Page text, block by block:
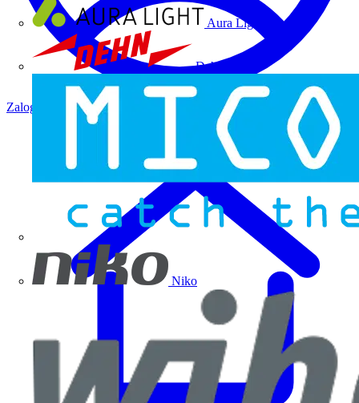
Aura Light
Dehn
Niko
Zaloguj się Zarejestruj się